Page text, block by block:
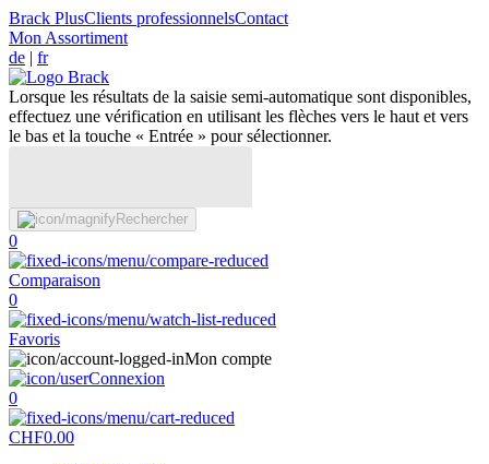
Brack PlusClients professionnelsContact
Mon Assortiment
de | fr
Lorsque les résultats de la saisie semi-automatique sont disponibles,
effectuez une vérification en utilisant les flèches vers le haut et vers
le bas et la touche « Entrée » pour sélectionner.
Rechercher
0
Comparaison
0
Favoris
Mon compte
Connexion
0
CHF0.00